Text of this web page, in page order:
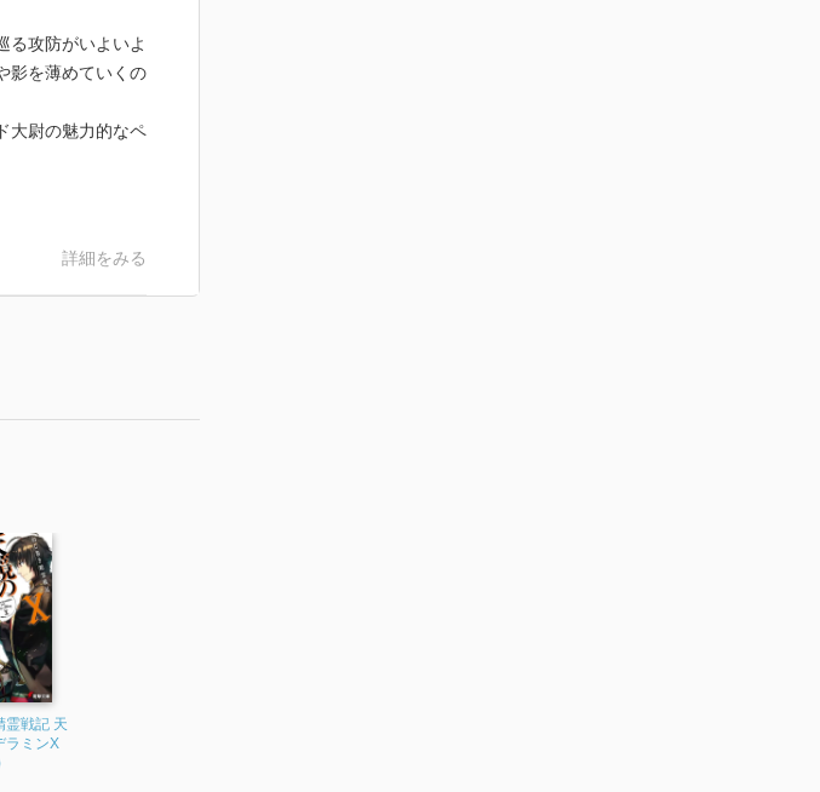
る攻防がいよいよ
影を薄めていくの
大尉の魅力的なペ
詳細をみる
霊戦記 天
ラミンX